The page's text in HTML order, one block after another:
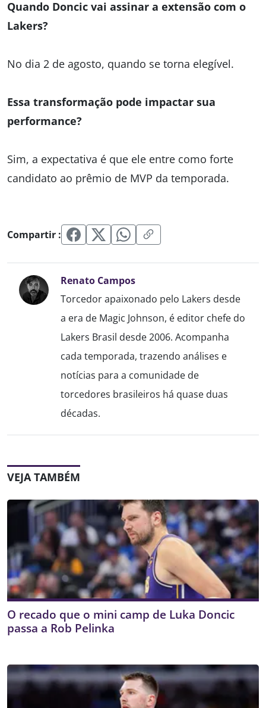
Quando Doncic vai assinar a extensão com o
Lakers?
No dia 2 de agosto, quando se torna elegível.
Essa transformação pode impactar sua
performance?
Sim, a expectativa é que ele entre como forte
candidato ao prêmio de MVP da temporada.
Compartir :
Renato Campos
Torcedor apaixonado pelo Lakers desde
a era de Magic Johnson, é editor chefe do
Lakers Brasil desde 2006. Acompanha
cada temporada, trazendo análises e
notícias para a comunidade de
torcedores brasileiros há quase duas
décadas.
VEJA TAMBÉM
O recado que o mini camp de Luka Doncic
passa a Rob Pelinka